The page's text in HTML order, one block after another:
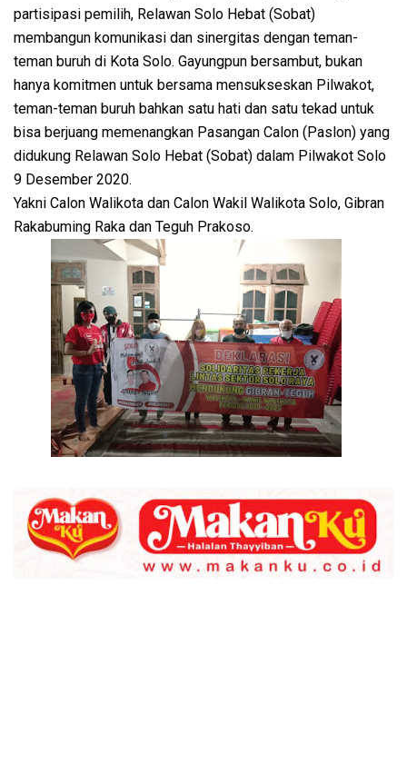
partisipasi pemilih, Relawan Solo Hebat (Sobat)
membangun komunikasi dan sinergitas dengan teman-
teman buruh di Kota Solo. Gayungpun bersambut, bukan
hanya komitmen untuk bersama mensukseskan Pilwakot,
teman-teman buruh bahkan satu hati dan satu tekad untuk
bisa berjuang memenangkan Pasangan Calon (Paslon) yang
didukung Relawan Solo Hebat (Sobat) dalam Pilwakot Solo
9 Desember 2020.
Yakni Calon Walikota dan Calon Wakil Walikota Solo, Gibran
Rakabuming Raka dan Teguh Prakoso.